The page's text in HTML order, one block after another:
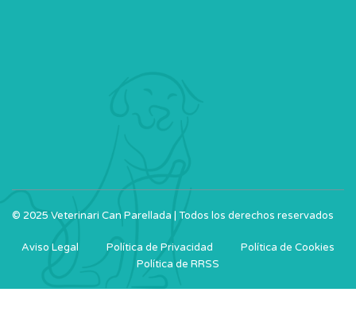
© 2025 Veterinari Can Parellada | Todos los derechos reservados
Aviso Legal Política de Privacidad
Política de Cookies
Política de RRSS